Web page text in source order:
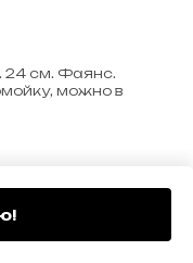
24 см. Фаянс.
можно в